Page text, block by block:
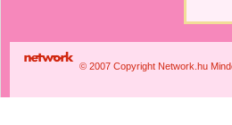
© 2007 Copyright Network.hu